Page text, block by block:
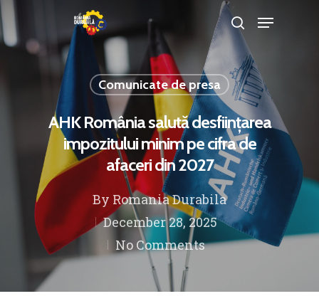
Hit enter to search or ESC to close
Comunicate de presa
AHK România salută desființarea
impozitului minim pe cifra de
afaceri din 2027
By Romania Durabila
December 28, 2025
No Comments